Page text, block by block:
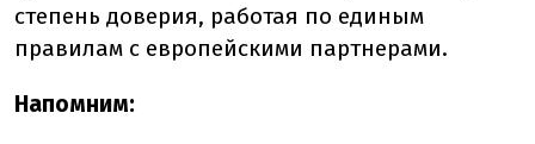
степень доверия, работая по единым
правилам с европейскими партнерами.
Напомним: